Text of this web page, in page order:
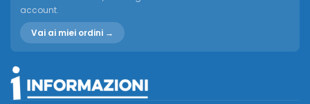
account.
Vai ai miei ordini →